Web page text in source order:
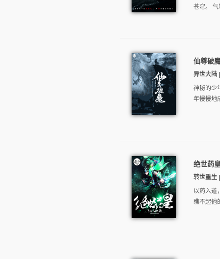
苍穹。
仙尊破
异世大陆
神秘的少
年慢慢地
绝世药
转世重生
以药入道
瞧不起他